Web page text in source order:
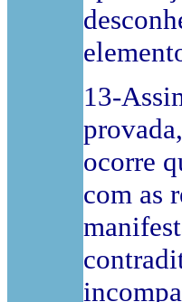
13-
ocorre
com as